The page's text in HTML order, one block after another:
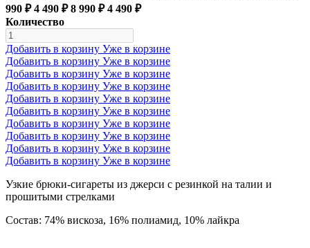
990 ₽ 4 490 ₽ 8 990 ₽ 4 490 ₽
Количество
Добавить в корзину Уже в корзине
Добавить в корзину Уже в корзине
Добавить в корзину Уже в корзине
Добавить в корзину Уже в корзине
Добавить в корзину Уже в корзине
Добавить в корзину Уже в корзине
Добавить в корзину Уже в корзине
Добавить в корзину Уже в корзине
Добавить в корзину Уже в корзине
Добавить в корзину Уже в корзине
Узкие брюки-сигареты из джерси с резинкой на талии и
прошитыми стрелками
Состав: 74% вискоза, 16% полиамид, 10% лайкра